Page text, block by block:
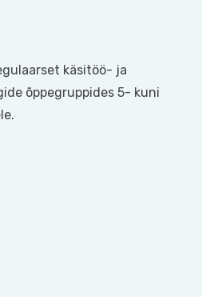
käsitöö- ja
õppegruppides 5- kuni